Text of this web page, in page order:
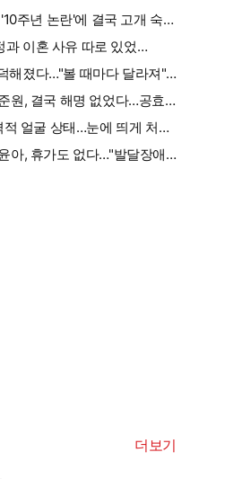
미안함 늘 있어" (이중생활)
주년 논란'에 결국 고개 숙였
섭섭함 안겨" [엑's 이슈]
과 이혼 사유 따로 있었
냐"
해졌다…"볼 때마다 달라져"
, 전현무도 깜짝 [엑's 이슈]
원, 결국 해명 없었다…공효
급 없이 SNS 재개 [엑's 이
얼굴 상태…눈에 띄게 처진
많아" [엑's 이슈]
아, 휴가도 없다…"발달장애
더보기